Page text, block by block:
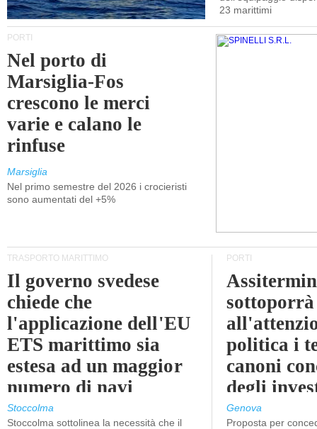
23 marittimi
PORTI
Nel porto di
Marsiglia-Fos
crescono le merci
varie e calano le
rinfuse
Marsiglia
Nel primo semestre del 2026 i crocieristi
sono aumentati del +5%
TRASPORTO MARITTIMO
Il governo svedese
chiede che
l'applicazione dell'EU
ETS marittimo sia
estesa ad un maggior
numero di navi
Stoccolma
Stoccolma sottolinea la necessità che il
PORTI
sottoporrà
politica i
canoni
degli
Genova
Proposta per